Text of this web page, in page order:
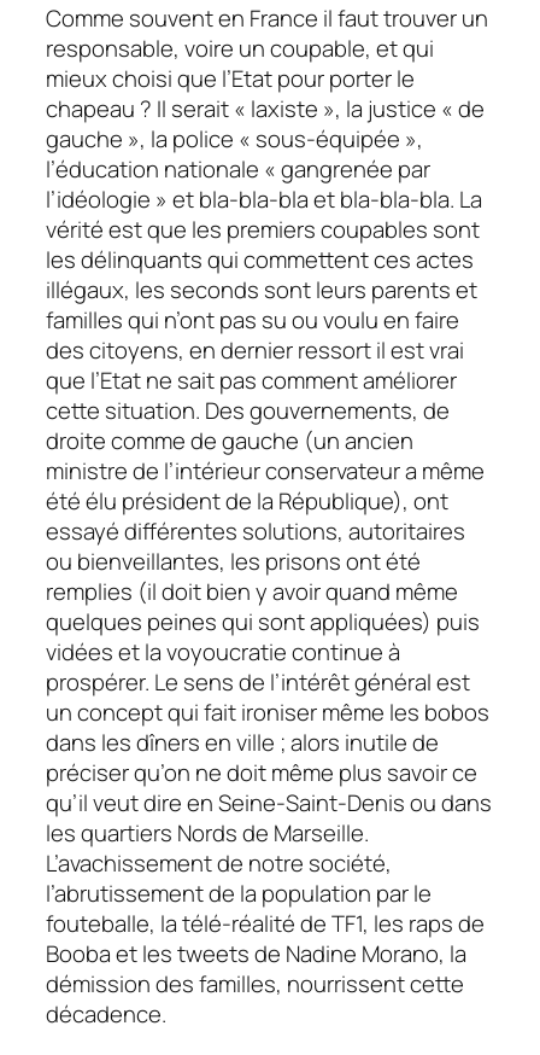
Comme souvent en France il faut trouver un
responsable, voire un coupable, et qui
mieux choisi que l’Etat pour porter le
chapeau ? Il serait « laxiste », la justice « de
gauche », la police « sous-équipée »,
l’éducation nationale « gangrenée par
l’idéologie » et bla-bla-bla et bla-bla-bla. La
vérité est que les premiers coupables sont
les délinquants qui commettent ces actes
illégaux, les seconds sont leurs parents et
familles qui n’ont pas su ou voulu en faire
des citoyens, en dernier ressort il est vrai
que l’Etat ne sait pas comment améliorer
cette situation. Des gouvernements, de
droite comme de gauche (un ancien
ministre de l’intérieur conservateur a même
été élu président de la République), ont
essayé différentes solutions, autoritaires
ou bienveillantes, les prisons ont été
remplies (il doit bien y avoir quand même
quelques peines qui sont appliquées) puis
vidées et la voyoucratie continue à
prospérer. Le sens de l’intérêt général est
un concept qui fait ironiser même les bobos
dans les dîners en ville ; alors inutile de
préciser qu’on ne doit même plus savoir ce
qu’il veut dire en Seine-Saint-Denis ou dans
les quartiers Nords de Marseille.
L’avachissement de notre société,
l’abrutissement de la population par le
fouteballe, la télé-réalité de TF1, les raps de
Booba et les tweets de Nadine Morano, la
démission des familles, nourrissent cette
décadence.